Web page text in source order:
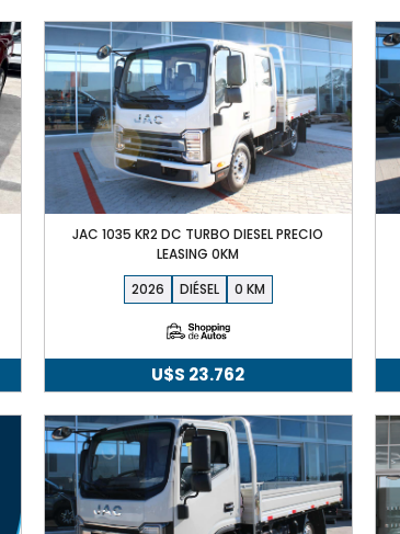
JAC 1035 KR2 DC TURBO DIESEL PRECIO
LEASING 0KM
2026
DIÉSEL 0
U$S 23.762